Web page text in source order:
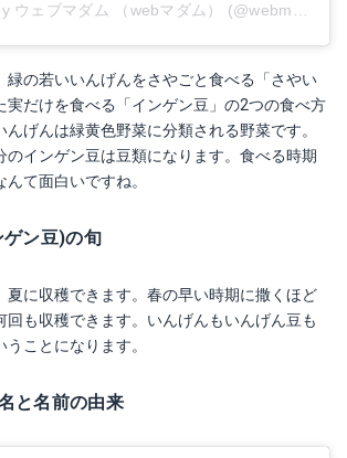
A post shared by ウェブマダム （webマダム） (@webmadamliving)
緑の若いいんげんをさやごと食べる「さやい
実だけを食べる「インゲン豆」の2つの食べ方
げんは緑黄色野菜に分類される野菜です。
のインゲン豆は豆類になります。食べる時期
て面白いですね。
ン豆)の旬
夏に収穫できます。春の早い時期に撒くほど
回も収穫できます。いんげんもいんげん豆も
ことになります。
と名前の由来